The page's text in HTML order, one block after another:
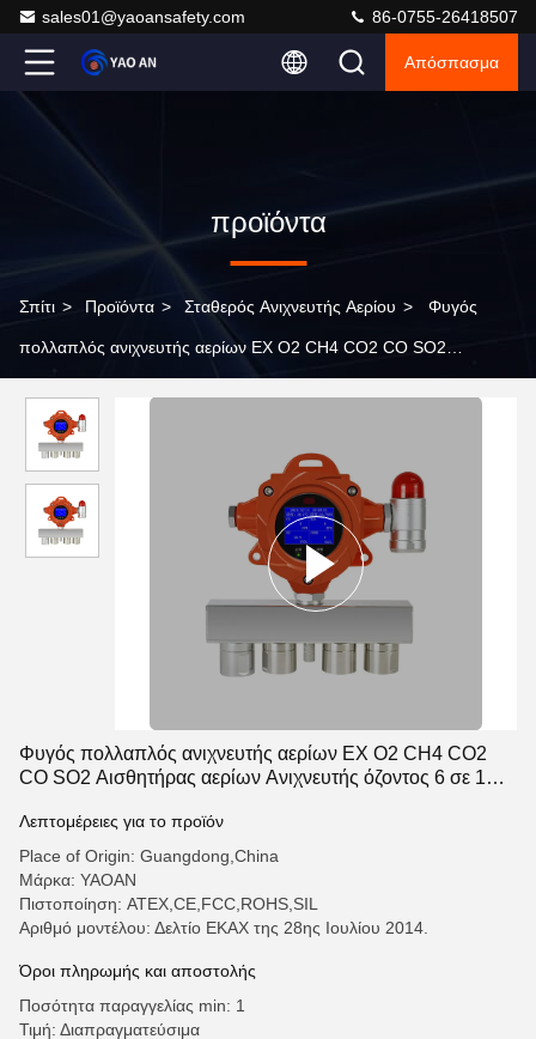
sales01@yaoansafety.com 86-0755-26418507
Απόσπασμα
προϊόντα
Σπίτι > Προϊόντα > Σταθερός Ανιχνευτής Αερίου > Φυγός
πολλαπλός ανιχνευτής αερίων EX O2 CH4 CO2 CO SO2
Φυγός πολλαπλός ανιχνευτής αερίων EX O2 CH4 CO2
CO SO2 Αισθητήρας αερίων Ανιχνευτής όζοντος 6 σε 1
Λεπτομέρειες για το προϊόν
Place of Origin: Guangdong,China
Μάρκα: YAOAN
Πιστοποίηση: ATEX,CE,FCC,ROHS,SIL
Αριθμό μοντέλου: Δελτίο ΕΚΑΧ της 28ης Ιουλίου 2014.
Όροι πληρωμής και αποστολής
Ποσότητα παραγγελίας min: 1
Τιμή: Διαπραγματεύσιμα